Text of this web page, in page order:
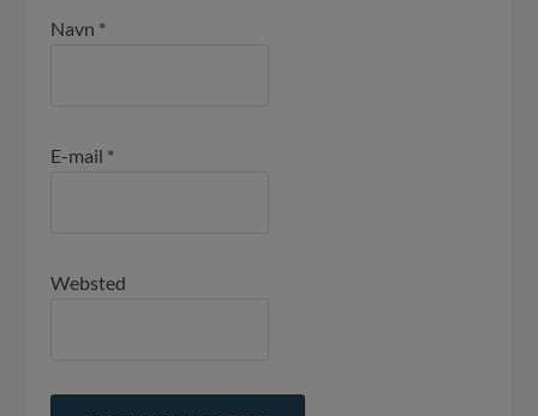
Navn *
E-mail *
Websted